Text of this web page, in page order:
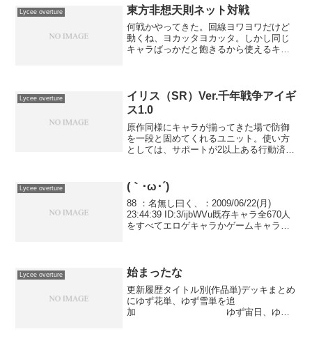
ネコ氏に言われてまさしくその通りだと
思いました。相手が回復す...
Lycee overture 東方非想天則ネット対戦
何戦かやってきた。回線ヨワヨワだけど
動くね、ヨカッタヨカッタ。しかし同じ
キャラばっかだと飽きるから使えるキャ
Lycee overture
イリス（SR）Ver.千年戦争アイギ
ス1.0
原作同様にキャラが揃ってきた場で防御
を一段と固めてくれるユニット。使い方
としては、サポートが2以上ある行動済み
トして行動済みになったキャラを起こし
たり、縦止めが期待...
Lycee overture (｀･ω･´)
88 ：名無し曰く、：2009/06/22(月)
23:44:39 ID:3/ijbWVu既存キャラ全670人
をすべてエロゲキャラかゲームキャラに
Lycee overture 始まったな
更新履歴タイトル別(作品単)デッキまとめ
にゆず花単、ゆず雪単を追
加 ゆず宙日、ゆず